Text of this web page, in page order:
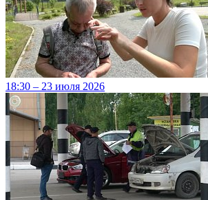
18:30 – 23 июля 2026